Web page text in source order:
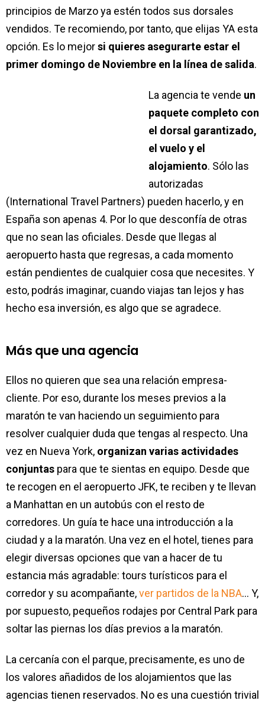
principios de Marzo ya estén todos sus dorsales
vendidos. Te recomiendo, por tanto, que elijas YA esta
opción. Es lo mejorsi quieres asegurarte estar el
primer domingo de Noviembre en la línea de salida.
La agencia te vende un
paquete completo con
el dorsal garantizado,
el vuelo y el
alojamiento. Sólo las
autorizadas
(International Travel Partners) pueden hacerlo, y en
España son apenas 4. Por lo que desconfía de otras
que no sean las oficiales. Desde que llegas al
aeropuerto hasta que regresas, a cada momento
están pendientes de cualquier cosa que necesites. Y
esto, podrás imaginar, cuando viajas tan lejos y has
hecho esa inversión, es algo que se agradece.
Más que una agencia
Ellos no quieren que sea una relación empresa-
cliente. Por eso, durante los meses previos a la
maratón te van haciendo un seguimiento para
resolver cualquier duda que tengas al respecto. Una
vez en Nueva York, organizan varias actividades
conjuntas para que te sientas en equipo. Desde que
te recogen en el aeropuerto JFK, te reciben y te llevan
a Manhattan en un autobús con el resto de
corredores. Un guía te hace una introducción a la
ciudad y a la maratón. Una vez en el hotel, tienes para
elegir diversas opciones que van a hacer de tu
estancia más agradable: tours turísticos para el
corredor y su acompañante,ver partidos de la NBA… Y,
por supuesto, pequeños rodajes por Central Park para
soltar las piernas los días previos a la maratón.
La cercanía con el parque, precisamente, es uno de
los valores añadidos de los alojamientos que las
agencias tienen reservados. No es una cuestión trivial